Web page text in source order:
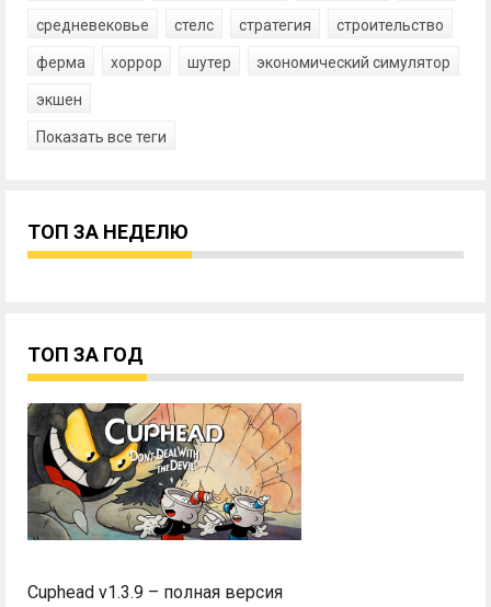
средневековье стелс стратегия строительство
ферма хоррор шутер экономический симулятор
экшен
Показать все теги
ТОП ЗА НЕДЕЛЮ
ТОП ЗА ГОД
Cuphead v1.3.9 – полная версия